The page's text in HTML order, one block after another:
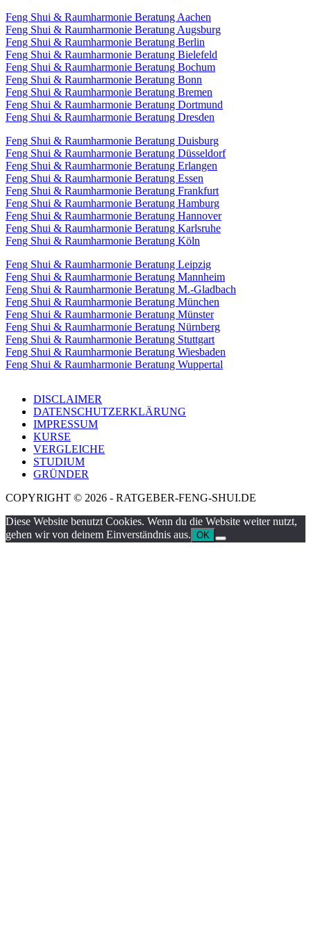
Feng Shui & Raumharmonie Beratung Aachen
Feng Shui & Raumharmonie Beratung Augsburg
Feng Shui & Raumharmonie Beratung Berlin
Feng Shui & Raumharmonie Beratung Bielefeld
Feng Shui & Raumharmonie Beratung Bochum
Feng Shui & Raumharmonie Beratung Bonn
Feng Shui & Raumharmonie Beratung Bremen
Feng Shui & Raumharmonie Beratung Dortmund
Feng Shui & Raumharmonie Beratung Dresden
Feng Shui & Raumharmonie Beratung Duisburg
Feng Shui & Raumharmonie Beratung Düsseldorf
Feng Shui & Raumharmonie Beratung Erlangen
Feng Shui & Raumharmonie Beratung Essen
Feng Shui & Raumharmonie Beratung Frankfurt
Feng Shui & Raumharmonie Beratung Hamburg
Feng Shui & Raumharmonie Beratung Hannover
Feng Shui & Raumharmonie Beratung Karlsruhe
Feng Shui & Raumharmonie Beratung Köln
Feng Shui & Raumharmonie Beratung Leipzig
Feng Shui & Raumharmonie Beratung Mannheim
Feng Shui & Raumharmonie Beratung M.-Gladbach
Feng Shui & Raumharmonie Beratung München
Feng Shui & Raumharmonie Beratung Münster
Feng Shui & Raumharmonie Beratung Nürnberg
Feng Shui & Raumharmonie Beratung Stuttgart
Feng Shui & Raumharmonie Beratung Wiesbaden
Feng Shui & Raumharmonie Beratung Wuppertal
DISCLAIMER
DATENSCHUTZERKLÄRUNG
IMPRESSUM
KURSE
VERGLEICHE
STUDIUM
GRÜNDER
COPYRIGHT © 2026 - RATGEBER-FENG-SHUI.DE
Diese Website benutzt Cookies. Wenn du die Website weiter nutzt,
gehen wir von deinem Einverständnis aus. OK